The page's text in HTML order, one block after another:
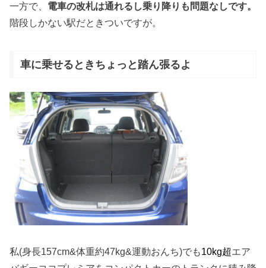
一方で、 電車の改札は通れるし乗り降りも問題なしです。
階段しかない駅だときついですが。
車に乗せるときちょっと踏ん張るよ
私(身長157cm&体重約47kg&運動おんち)でも10kg超エア